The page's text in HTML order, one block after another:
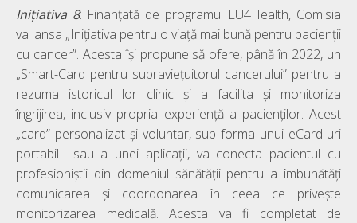
Inițiativa 8: Finanțată de programul EU4Health, Comisia
va lansa „Inițiativa pentru o viață mai bună pentru pacienții
cu cancer”. Acesta își propune să ofere, până în 2022, un
„Smart-Card pentru supraviețuitorul cancerului” pentru a
rezuma istoricul lor clinic și a facilita și monitoriza
îngrijirea, inclusiv propria experiență a pacienților. Acest
„card” personalizat și voluntar, sub forma unui eCard-uri
portabil sau a unei aplicații, va conecta pacientul cu
profesioniștii din domeniul sănătății pentru a îmbunătăți
comunicarea și coordonarea în ceea ce privește
monitorizarea medicală. Acesta va fi completat de